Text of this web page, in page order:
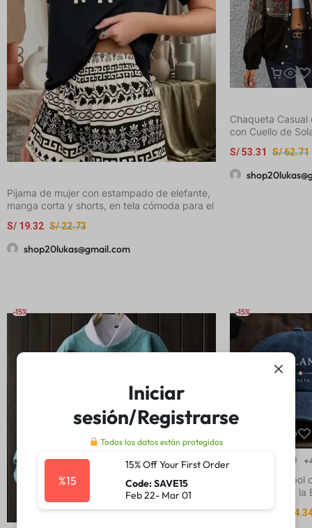
Pijama de mujer con estampado de elefante,
manga corta y shorts, en tela cómoda para el
S/22.73
S/ 19.32
shop20lukas@gmail.com
Chaqueta Casual
con Cuello de
S/62.71
S/53.31
-15% -15%
Gorra de Béisbol
Estampado de la
Moderno y
S/14.05 -
Iniciar
sesión/Registrarse
Todos los datos están protegidos
%15
15% Off Your First Order
Code: SAVE15
Feb 22- Mar 01